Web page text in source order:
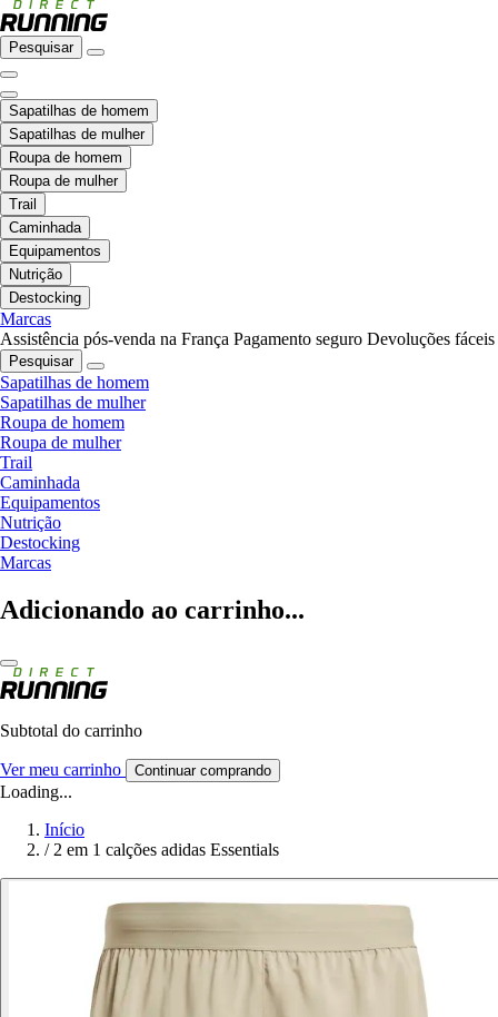
Pesquisar
Sapatilhas de homem
Sapatilhas de mulher
Roupa de homem
Roupa de mulher
Trail
Caminhada
Equipamentos
Nutrição
Destocking
Marcas
Assistência pós-venda na França Pagamento seguro Devoluções fáceis
Pesquisar
Sapatilhas de homem
Sapatilhas de mulher
Roupa de homem
Roupa de mulher
Trail
Caminhada
Equipamentos
Nutrição
Destocking
Marcas
Adicionando ao carrinho...
Subtotal do carrinho
Ver meu carrinho Continuar comprando
Loading...
Início
/ 2 em 1 calções adidas Essentials